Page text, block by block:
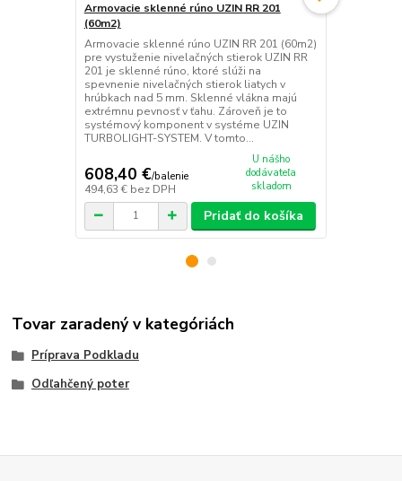
Armovacie sklenné rúno UZIN RR 201
(60m2)
Armovacie sklenné rúno UZIN RR 201 (60m2)
pre vystuženie nivelačných stierok UZIN RR
201 je sklenné rúno, ktoré slúži na
spevnenie nivelačných stierok liatych v
hrúbkach nad 5 mm. Sklenné vlákna majú
extrémnu pevnosť v ťahu. Zároveň je to
systémový komponent v systéme UZIN
TURBOLIGHT-SYSTEM. V tomto...
608,40 €/balenie
494,63 € bez DPH
U nášho
dodávateľa
skladom
Pridať do košíka
Cementový
Tovar zaradený v kategóriách
Príprava Podkladu
Odľahčený poter